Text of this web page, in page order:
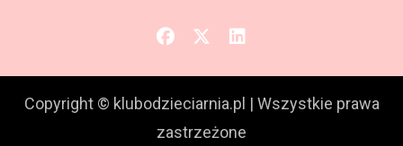
Copyright © klubodzieciarnia.pl | Wszystkie prawa
zastrzeżone